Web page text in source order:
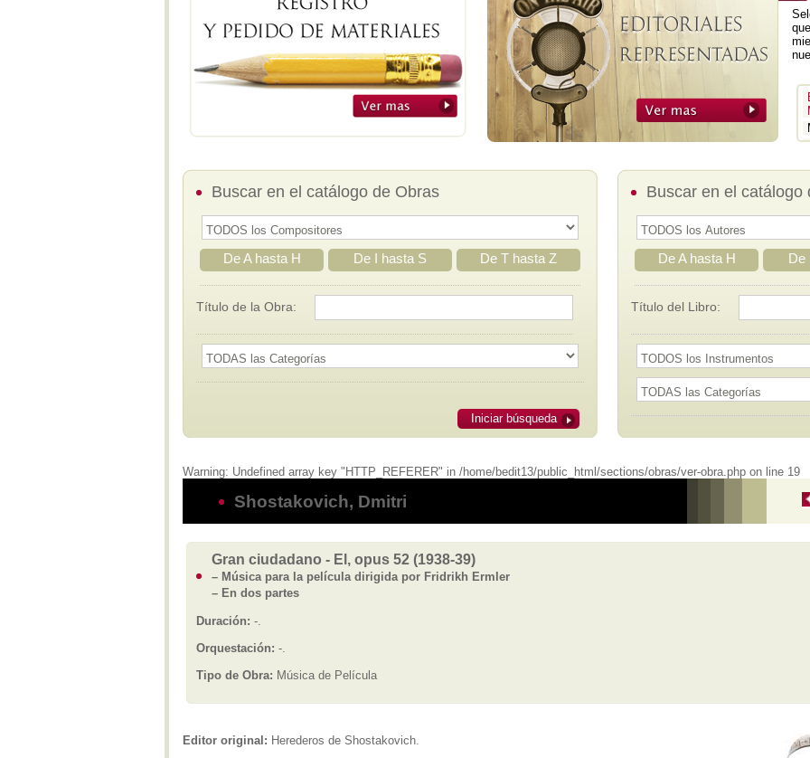
Buscar en el catálogo de Obras
De A hasta H De I hasta S De T hasta Z
Título de la Obra:
Iniciar búsqueda
Buscar en el catálogo
De A hasta H De
Título del Libro:
Warning: Undefined array key "HTTP_REFERER" in /home/bedit13/public_html/sections/obras/ver-obra.php on line 19
Shostakovich, Dmitri
Gran ciudadano - El, opus 52 (1938-39)
– Música para la película dirigida por Fridrikh Ermler
– En dos partes
Duración: -.
Orquestación: -.
Tipo de Obra: Música de Película
Editor original: Herederos de Shostakovich.